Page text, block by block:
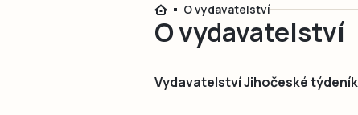
O vydavatelství
O vydavatelství
Vydavatelství Jihočeské